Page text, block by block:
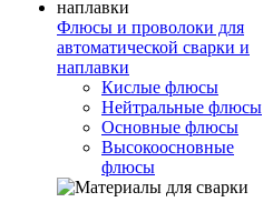
Флюсы и проволоки для
автоматической сварки и
наплавки
Кислые флюсы
Нейтральные флюсы
Основные флюсы
Высокоосновные
флюсы